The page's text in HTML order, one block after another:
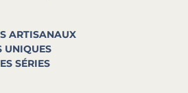
ARTISANAUX
UNIQUES
SÉRIES